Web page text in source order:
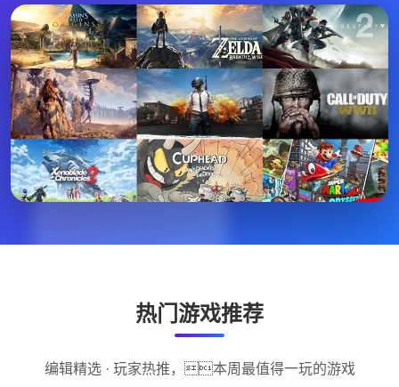
热门游戏推荐
编辑精选 · 玩家热推，本周最值得一玩的游戏